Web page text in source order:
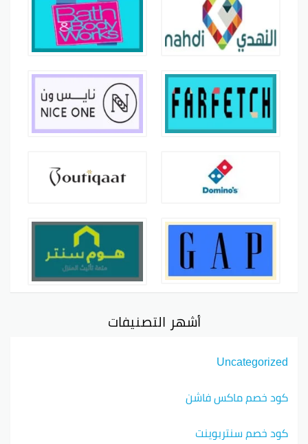
أشهر التصنيفات
Uncategorized
كود خصم ماكس فاشن
كود خصم سنتربوينت